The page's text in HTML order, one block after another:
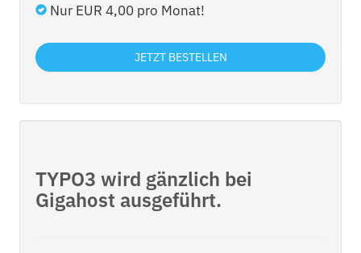
Nur EUR 4,00 pro Monat!
JETZT BESTELLEN
TYPO3 wird gänzlich bei
Gigahost ausgeführt.